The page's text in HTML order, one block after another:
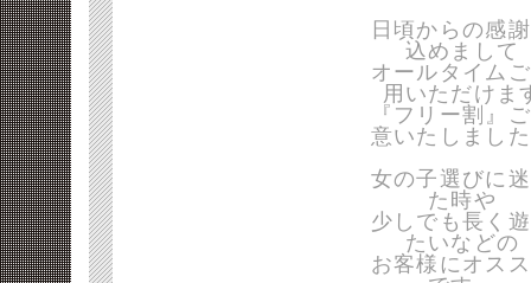
日頃からの感
込めまして
オールタイム
用いただけま
『フリー割』
意いたしまし
女の子選びに
た時や
少しでも長く
たいなどの
お客様にオス